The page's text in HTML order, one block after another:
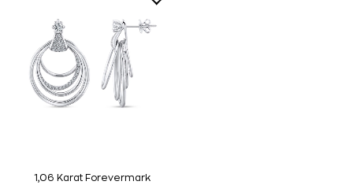
1,06 Karat Forevermark